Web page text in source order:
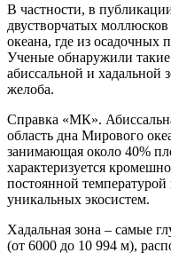
В частности, в
двустворчатых
океана, где из осадочных
Ученые обнаружили
абиссальной и хадальной
желоба.
Справка «МК».
область дна Мирового
занимающая около 40%
характеризуется
постоянной
уникальных экосистем.
Хадальная зона – самые
(от 6000 до 10 994 м),